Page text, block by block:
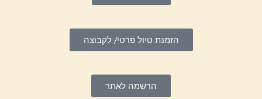
הזמנת טיול פרטי/ לקבוצה
הרשמה לאתר